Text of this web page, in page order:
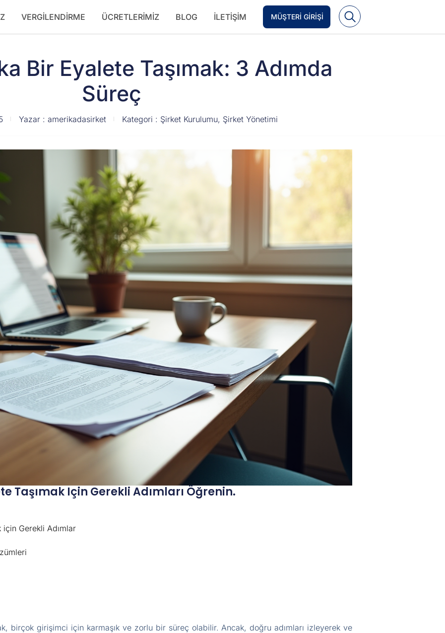
VERGILENDIRME ÜCRETLERIMIZ BLOG İLETIŞIM MÜŞTERI GIRIŞI
Bir Eyalete Taşımak: 3 Adımda
Süreç
Yazar : amerikadasirket Kategori : Şirket Kurulumu, Şirket Yönetimi
Taşımak Için Gerekli Adımları Öğrenin.
için Gerekli Adımlar
birçok girişimci için karmaşık ve zorlu bir süreç olabilir. Ancak, doğru adımları izleyerek ve